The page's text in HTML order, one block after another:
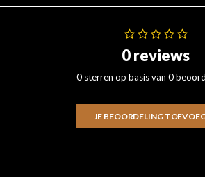
0 reviews
0 sterren op basis van 0
JE BEOORDELING